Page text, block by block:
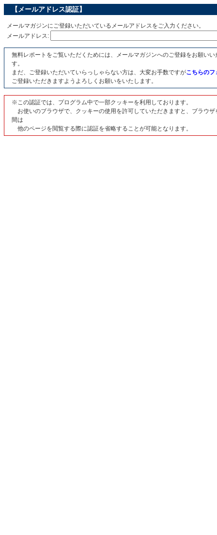
【メールアドレス認証】
メールマガジンにご登録いただいているメールアドレスをご入力ください。
メールアドレス:
無料レポートをご覧いただくためには、メールマガジンへのご登録をお願いい
す。
まだ、ご登録いただいていらっしゃらない方は、大変お手数ですがこちらのフ
ご登録いただきますようよろしくお願いをいたします。
※この認証では、プログラム中で一部クッキーを利用しております。
お使いのブラウザで、クッキーの使用を許可していただきますと、ブラウザ
間は
他のページを閲覧する際に認証を省略することが可能となります。